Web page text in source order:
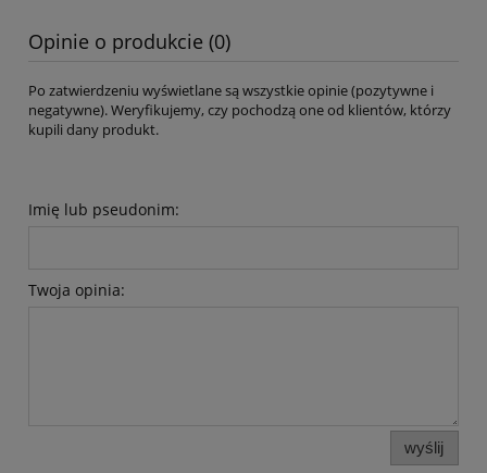
Opinie o produkcie (0)
Po zatwierdzeniu wyświetlane są wszystkie opinie (pozytywne i
negatywne). Weryfikujemy, czy pochodzą one od klientów, którzy
kupili dany produkt.
Imię lub pseudonim:
Twoja opinia:
wyślij